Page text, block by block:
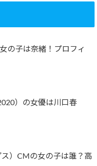
の子は奈緒！プロフィ
）の女優は川口春
）CMの女の子は誰？高